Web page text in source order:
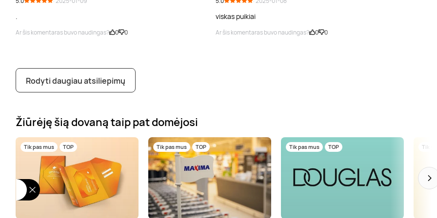
.
Ar šis komentaras buvo naudingas? 0 0
viskas puikiai
Ar šis komentaras buvo naudingas? 0 0
Rodyti daugiau atsiliepimų
Žiūrėję šią dovaną taip pat domėjosi
Tik pas mus TOP Tik pas mus TOP Tik pas mus TOP Tik